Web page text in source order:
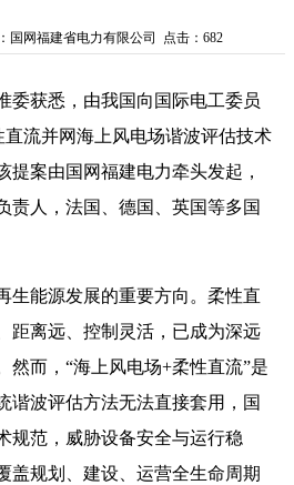
国网福建省电力有限公司 点击：682
委获悉，由我国向国际电工委员
流并网海上风电场谐波评估技术
提案由国网福建电力牵头发起，
责人，法国、德国、英国等多国
生能源发展的重要方向。柔性直
距离远、控制灵活，已成为深远
然而，“海上风电场+柔性直流”是
谐波评估方法无法直接套用，国
规范，威胁设备安全与运行稳
盖规划、建设、运营全生命周期